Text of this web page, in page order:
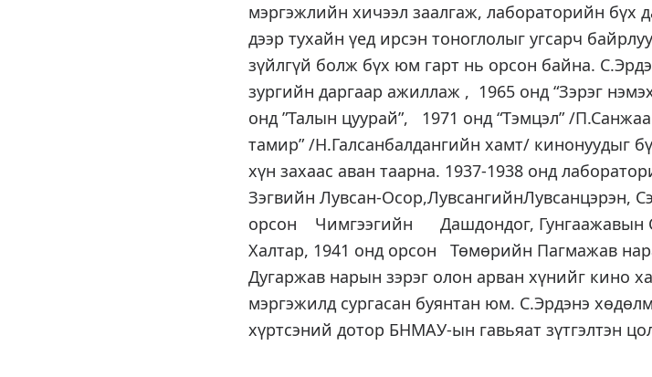
мэргэжлийн хичээл заалгаж, лабораторийн бүх
дээр тухайн үед ирсэн тоноглолыг угсарч
зүйлгүй болж бүх юм гарт нь орсон байна.
зургийн даргаар ажиллаж , 1965 онд “Зэрэг
онд ”Талын цуурай”, 1971 онд “Тэмцэл” /
тамир” /Н.Галсанбалдангийн хамт/ кинонуудыг
хүн захаас аван таарна. 1937-1938 онд
Зэгвийн Лувсан-
орсон Чимгээгийн Дашдондог, Гунгаажавын
Халтар, 1941 онд орсон Төмөрийн Пагмажав
Дугаржав нарын зэрэг олон арван хүнийг кино
мэргэжилд сургасан буянтан юм. С.Эрдэнэ
хүртсэний дотор БНМАУ-ын гавьяат зүтгэлтэн